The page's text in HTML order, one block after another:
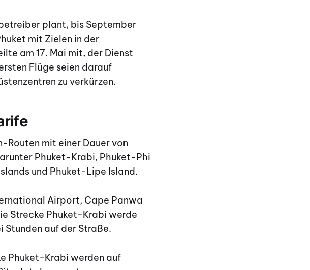
plant, bis September
mit Zielen in der
am 17. Mai mit, der Dienst
Flüge seien darauf
zu verkürzen.
Routen mit einer Dauer von
Phuket-Krabi, Phuket-Phi
und Phuket-Lipe Island.
Airport, Cape Panwa
Strecke Phuket-Krabi werde
Stunden auf der Straße.
Phuket-Krabi werden auf